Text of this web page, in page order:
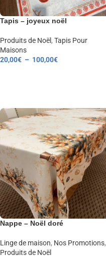
Tapis – joyeux noël
Produits de Noël , Tapis Pour
Maisons
20,00€ – 100,00€
Nappe – Noël doré
Linge de maison, Nos Promotions,
Produits de Noël